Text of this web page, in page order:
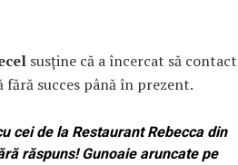
susține că a încercat să
succes până în prezent.
cei de la Restaurant Rebecca din
răspuns! Gunoaie aruncate pe